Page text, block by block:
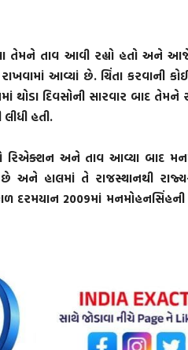
તેમને તાવ આવી રહ્યો હતો અને
આવ્યાં છે. ચિંતા કરવાની
થોડા દિવસોની સારવાર બાદ તેમને
હતી.
રિએક્શન અને તાવ આવ્યા બાદ
છે અને હાલમાં તે રાજસ્થાનથી
દરમયાન 2009માં